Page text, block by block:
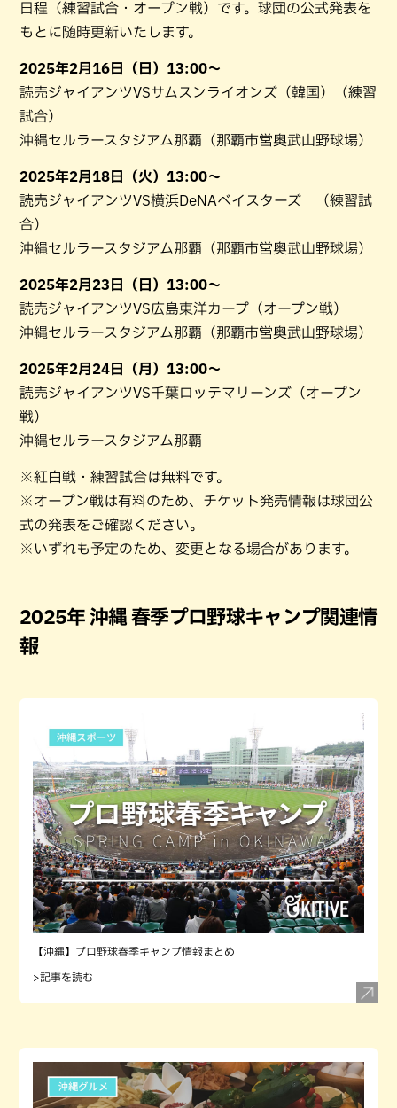
日程（練習試合・オープン戦）です。球団の公式発表を
もとに随時更新いたします。
2025年2月16日（日）13:00～
読売ジャイアンツVSサムスンライオンズ（韓国）（練習
試合）
沖縄セルラースタジアム那覇（那覇市営奥武山野球場）
2025年2月18日（火）13:00～
読売ジャイアンツVS横浜DeNAベイスターズ （練習試
合）
沖縄セルラースタジアム那覇（那覇市営奥武山野球場）
2025年2月23日（日）13:00～
読売ジャイアンツVS広島東洋カープ（オープン戦）
沖縄セルラースタジアム那覇（那覇市営奥武山野球場）
2025年2月24日（月）13:00～
読売ジャイアンツVS千葉ロッテマリーンズ（オープン
戦）
沖縄セルラースタジアム那覇
※紅白戦・練習試合は無料です。
※オープン戦は有料のため、チケット発売情報は球団公
式の発表をご確認ください。
※いずれも予定のため、変更となる場合があります。
2025年 沖縄 春季プロ野球キャンプ関連情
報
【沖縄】プロ野球春季キャンプ情報まとめ
>記事を読む